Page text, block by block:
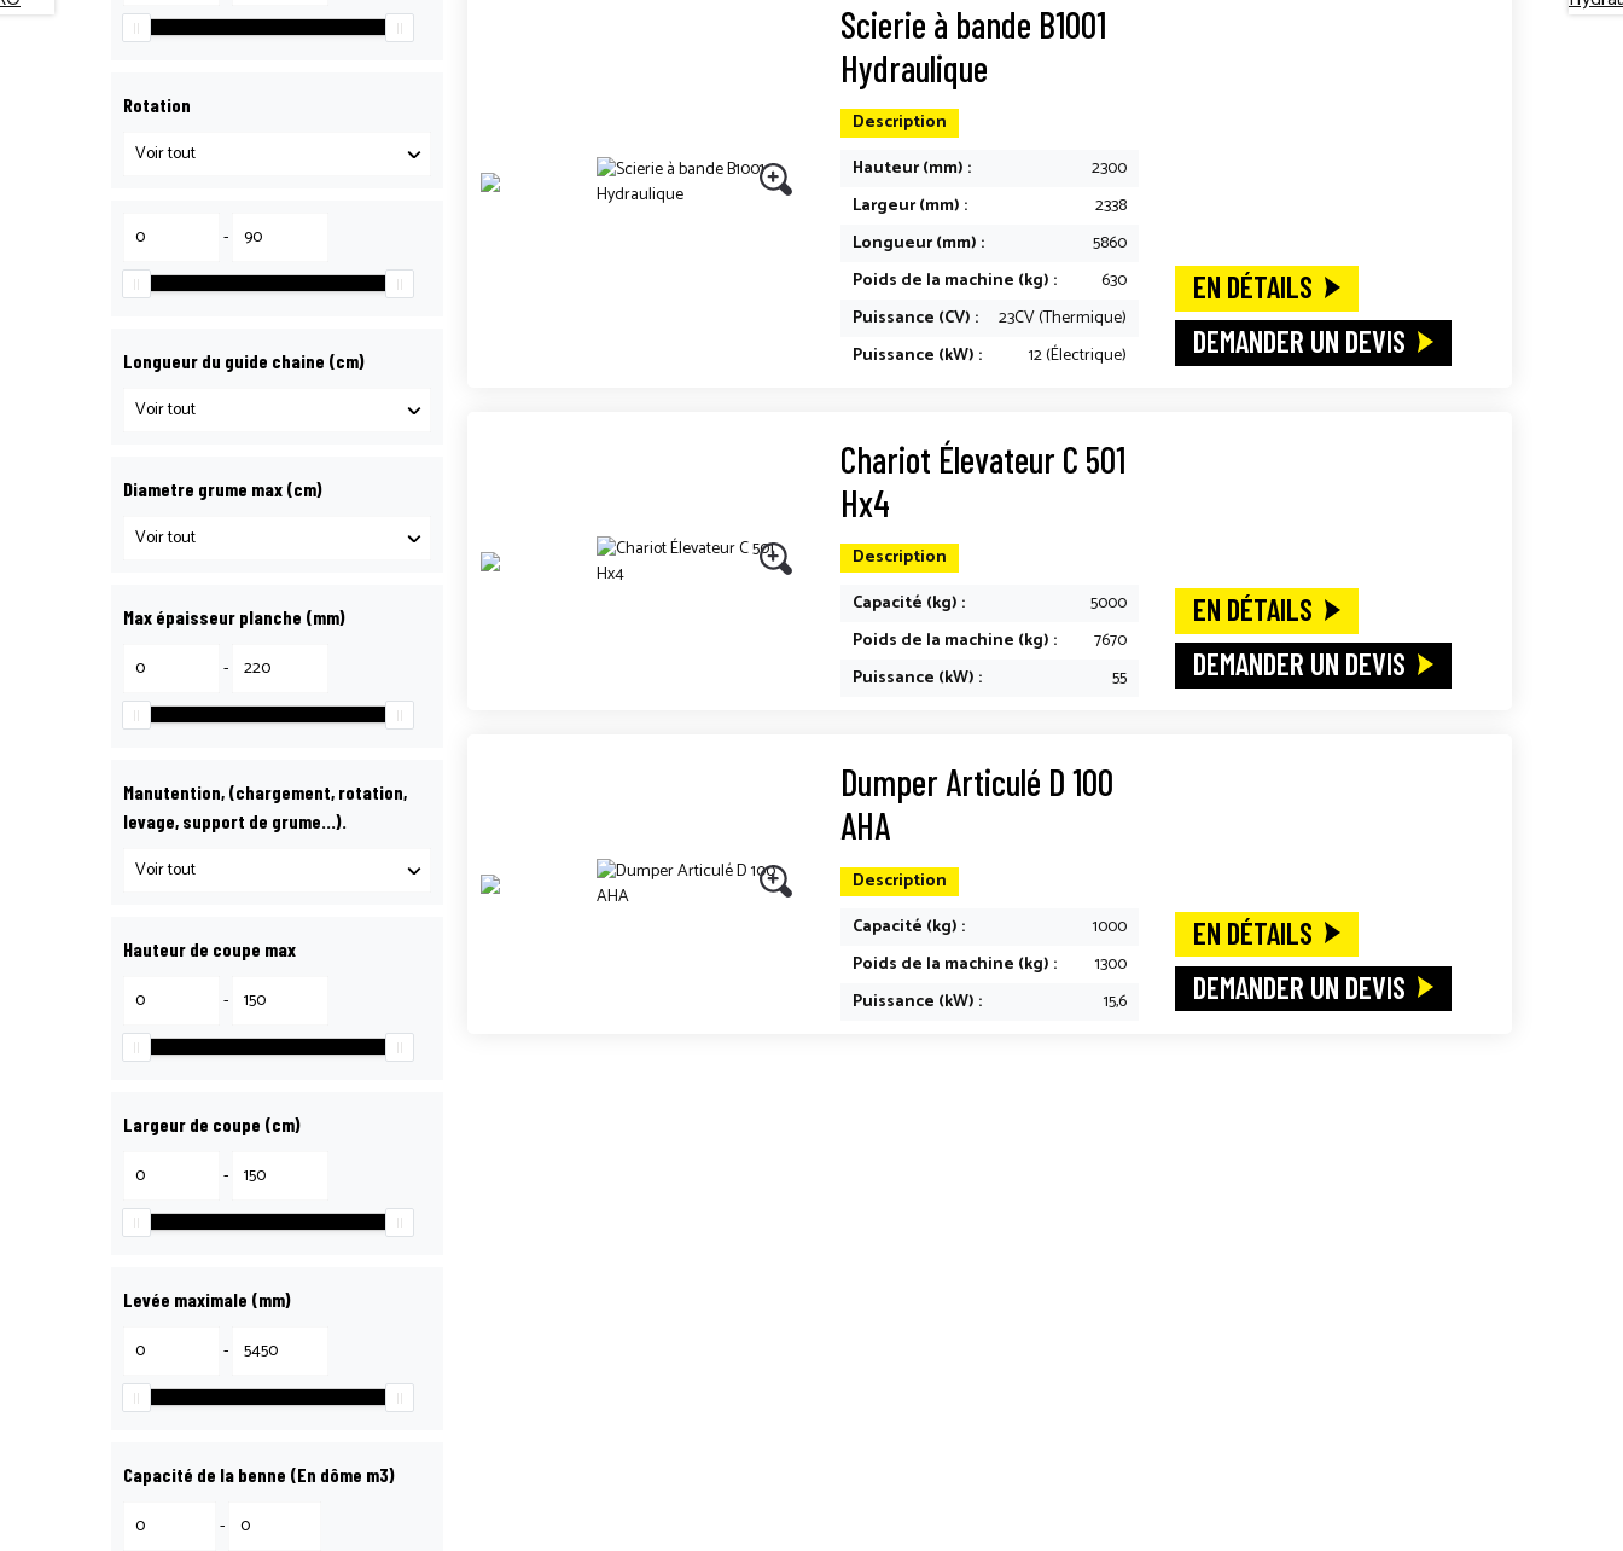
Scierie à bande B1001
Hydraulique
Description
Hauteur (mm) :
2300
Largeur (mm) :
2338
Longueur (mm) :
5860
Poids de la machine (kg) :
630
Puissance (CV) :
23CV (Thermique)
Puissance (kW) :
12 (Électrique)
EN DÉTAILS
DEMANDER UN DEVIS
Chariot Élevateur C 501
Hx4
Description
Capacité (kg) :
5000
Poids de la machine (kg) :
7670
Puissance (kW) :
55
EN DÉTAILS
DEMANDER UN DEVIS
Dumper Articulé D 100
AHA
Description
Capacité (kg) :
1000
Poids de la machine (kg) :
1300
Puissance (kW) :
15,6
EN DÉTAILS
DEMANDER UN DEVIS
Rotation
-
Longueur du guide chaine (cm)
Diametre grume max (cm)
Max épaisseur planche (mm)
-
Manutention, (chargement, rotation,
levage, support de grume…).
Hauteur de coupe max
-
Largeur de coupe (cm)
-
Levée maximale (mm)
-
Capacité de la benne (En dôme m3)
-